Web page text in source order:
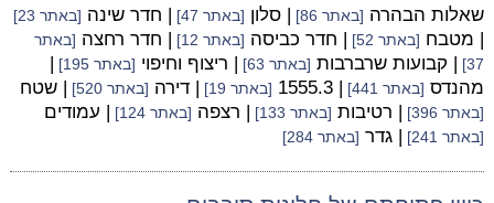
שאלות הבהרה [באתר 86] | סלון [באתר 47] | חדר שינה [באתר 23]
| מטבח [באתר 52] | חדר כביסה [באתר 12] | חדר רחצה [באתר
37]
| קבועות שרברבות [באתר 63] | ריצוף וחיפוי [באתר 195]
|
מהנדס [באתר 441] | 1555.3 [באתר 19] | דירה [באתר 520] | שטח
[באתר 396] | רטיבות [באתר 133] | רצפה [באתר 124] | עמודים
[באתר 241] | גדר [באתר 284]